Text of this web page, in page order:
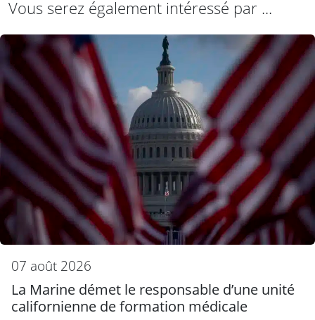
Vous serez également intéressé par ...
07 août 2026
La Marine démet le responsable d’une unité
californienne de formation médicale